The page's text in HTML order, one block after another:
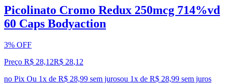
Picolinato Cromo Redux 250mcg 714%vd
60 Caps Bodyaction
3% OFF
Preço R$ 28,12R$ 28,12
no Pix Ou 1x de R$ 28,99 sem jurosou 1x de R$ 28,99 sem juros